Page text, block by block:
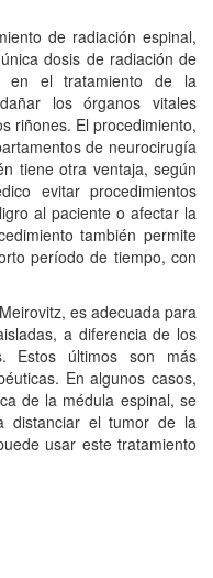
de radiación espinal,
dosis de radiación de
en el tratamiento de la
los órganos vitales
riñones. El procedimiento,
de neurocirugía
tiene otra ventaja, según
evitar procedimientos
al paciente o afectar la
también permite
período de tiempo, con
es adecuada para
a diferencia de los
Estos últimos son más
En algunos casos,
de la médula espinal, se
distanciar el tumor de la
usar este tratamiento